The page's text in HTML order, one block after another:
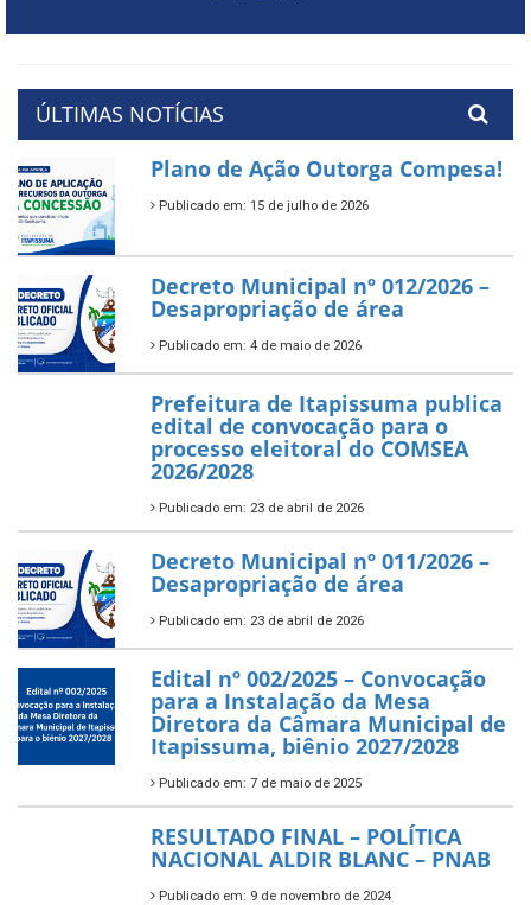
ÚLTIMAS NOTÍCIAS
Plano de Ação Outorga Compesa!
Publicado em: 15 de julho de 2026
Decreto Municipal nº 012/2026 –
Desapropriação de área
Publicado em: 4 de maio de 2026
Prefeitura de Itapissuma publica
edital de convocação para o
processo eleitoral do COMSEA
2026/2028
Publicado em: 23 de abril de 2026
Decreto Municipal nº 011/2026 –
Desapropriação de área
Publicado em: 23 de abril de 2026
Edital nº 002/2025 – Convocação
para a Instalação da Mesa
Diretora da Câmara Municipal de
Itapissuma, biênio 2027/2028
Publicado em: 7 de maio de 2025
RESULTADO FINAL – POLÍTICA
NACIONAL ALDIR BLANC – PNAB
Publicado em: 9 de novembro de 2024